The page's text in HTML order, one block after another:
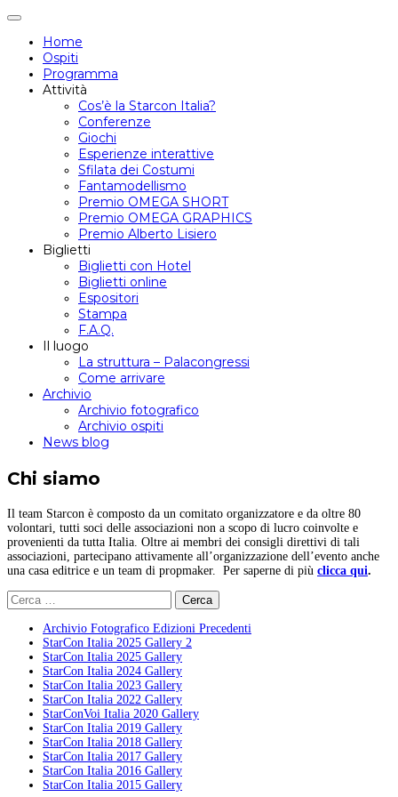
Attiva/disattiva
navigazione
Home
Ospiti
Programma
Attività
Cos’è la Starcon Italia?
Conferenze
Giochi
Esperienze interattive
Sfilata dei Costumi
Fantamodellismo
Premio OMEGA SHORT
Premio OMEGA GRAPHICS
Premio Alberto Lisiero
Biglietti
Biglietti con Hotel
Biglietti online
Espositori
Stampa
F.A.Q.
Il luogo
La struttura – Palacongressi
Come arrivare
Archivio
Archivio fotografico
Archivio ospiti
News blog
Chi siamo
Il team Starcon è composto da un comitato organizzatore e da oltre 80
volontari, tutti soci delle associazioni non a scopo di lucro coinvolte e
provenienti da tutta Italia. Oltre ai membri dei consigli direttivi di tali
associazioni, partecipano attivamente all’organizzazione dell’evento anche
una casa editrice e un team di propmaker. Per saperne di più clicca qui.
Ricerca
per:
Archivio Fotografico Edizioni Precedenti
StarCon Italia 2025 Gallery 2
StarCon Italia 2025 Gallery
StarCon Italia 2024 Gallery
StarCon Italia 2023 Gallery
StarCon Italia 2022 Gallery
StarConVoi Italia 2020 Gallery
StarCon Italia 2019 Gallery
StarCon Italia 2018 Gallery
StarCon Italia 2017 Gallery
StarCon Italia 2016 Gallery
StarCon Italia 2015 Gallery